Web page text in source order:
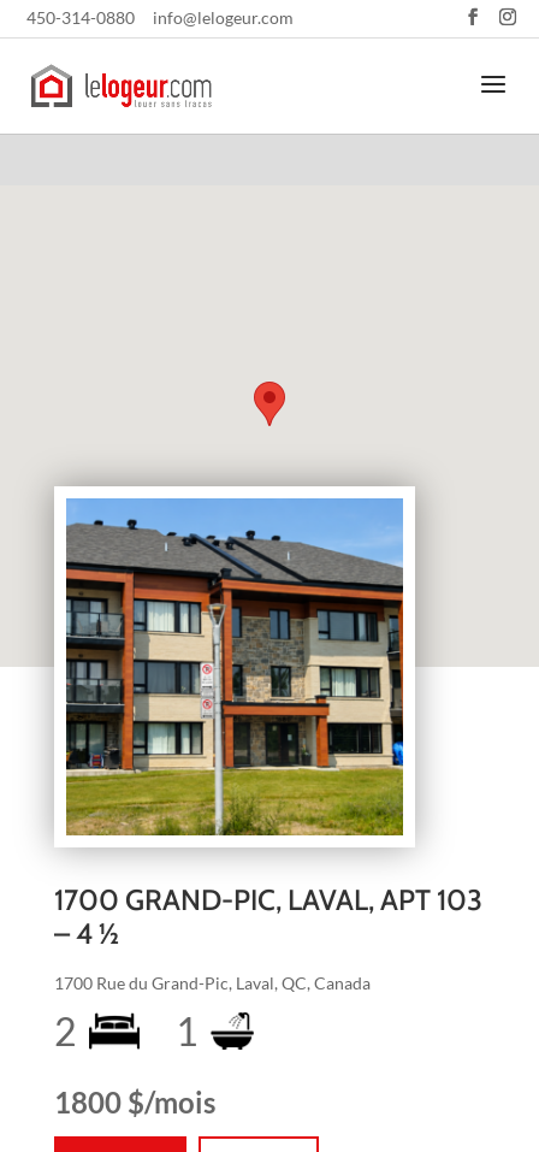
450-314-0880 info@lelogeur.com
1700 GRAND-PIC, LAVAL, APT 103
– 4 ½
1700 Rue du Grand-Pic, Laval, QC, Canada
2 1
1800 $/mois